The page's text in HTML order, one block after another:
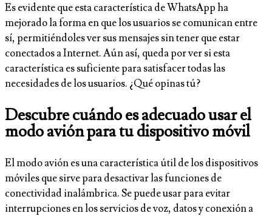
Es evidente que esta característica de WhatsApp ha
mejorado la forma en que los usuarios se comunican entre
sí, permitiéndoles ver sus mensajes sin tener que estar
conectados a Internet. Aún así, queda por ver si esta
característica es suficiente para satisfacer todas las
necesidades de los usuarios. ¿Qué opinas tú?
Descubre cuándo es adecuado usar el
modo avión para tu dispositivo móvil
El modo avión es una característica útil de los dispositivos
móviles que sirve para desactivar las funciones de
conectividad inalámbrica. Se puede usar para evitar
interrupciones en los servicios de voz, datos y conexión a